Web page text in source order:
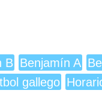
B Benjamín A
gallego